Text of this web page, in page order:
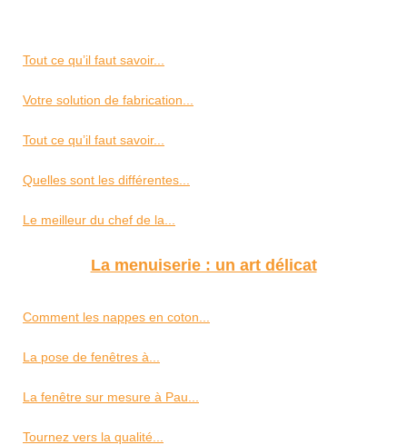
Tout ce qu’il faut savoir...
Votre solution de fabrication...
Tout ce qu’il faut savoir...
Quelles sont les différentes...
Le meilleur du chef de la...
La menuiserie : un art délicat
Comment les nappes en coton...
La pose de fenêtres à...
La fenêtre sur mesure à Pau...
Tournez vers la qualité...